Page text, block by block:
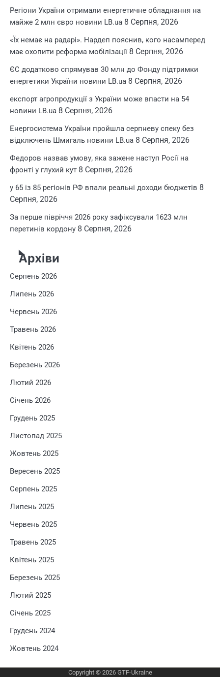
Регіони України отримали енергетичне обладнання на
майже 2 млн євро новини LB.ua 8 Серпня, 2026
«Їх немає на радарі». Нардеп пояснив, кого насамперед
має охопити реформа мобілізації 8 Серпня, 2026
ЄС додатково спрямував 30 млн до Фонду підтримки
енергетики України новини LB.ua 8 Серпня, 2026
експорт агропродукції з України може впасти на 54
новини LB.ua 8 Серпня, 2026
Енергосистема України пройшла серпневу спеку без
відключень Шмигаль новини LB.ua 8 Серпня, 2026
Федоров назвав умову, яка зажене наступ Росії на
фронті у глухий кут 8 Серпня, 2026
у 65 із 85 регіонів РФ впали реальні доходи бюджетів 8
Серпня, 2026
За перше півріччя 2026 року зафіксували 1623 млн
перетинів кордону 8 Серпня, 2026
Архіви
Серпень 2026
Липень 2026
Червень 2026
Травень 2026
Квітень 2026
Березень 2026
Лютий 2026
Січень 2026
Грудень 2025
Листопад 2025
Жовтень 2025
Вересень 2025
Серпень 2025
Липень 2025
Червень 2025
Травень 2025
Квітень 2025
Березень 2025
Лютий 2025
Січень 2025
Грудень 2024
Жовтень 2024
Copyright © 2026 GTF-Ukraine